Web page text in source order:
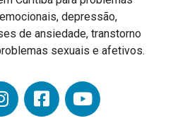
depressão,
de ansiedade, transtorno
sexuais e afetivos.